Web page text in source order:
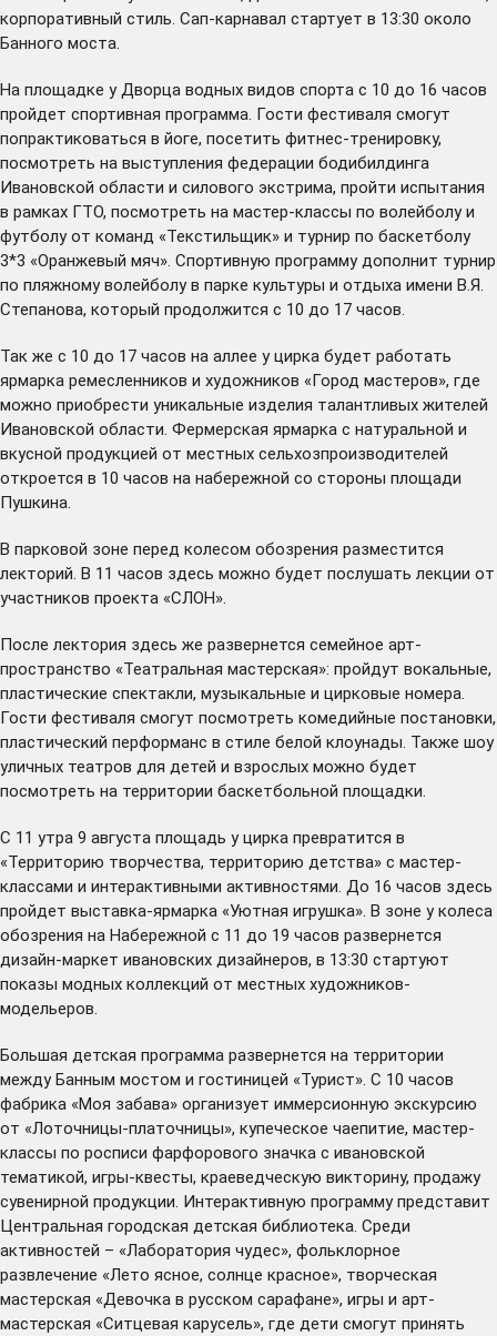
корпоративный стиль. Сап-карнавал стартует в 13:30 около
Банного моста.
На площадке у Дворца водных видов спорта с 10 до 16 часов
пройдет спортивная программа. Гости фестиваля смогут
попрактиковаться в йоге, посетить фитнес-тренировку,
посмотреть на выступления федерации бодибилдинга
Ивановской области и силового экстрима, пройти испытания
в рамках ГТО, посмотреть на мастер-классы по волейболу и
футболу от команд «Текстильщик» и турнир по баскетболу
3*3 «Оранжевый мяч». Спортивную программу дополнит турнир
по пляжному волейболу в парке культуры и отдыха имени В.Я.
Степанова, который продолжится с 10 до 17 часов.
Так же с 10 до 17 часов на аллее у цирка будет работать
ярмарка ремесленников и художников «Город мастеров», где
можно приобрести уникальные изделия талантливых жителей
Ивановской области. Фермерская ярмарка с натуральной и
вкусной продукцией от местных сельхозпроизводителей
откроется в 10 часов на набережной со стороны площади
Пушкина.
В парковой зоне перед колесом обозрения разместится
лекторий. В 11 часов здесь можно будет послушать лекции от
участников проекта «СЛОН».
После лектория здесь же развернется семейное арт-
пространство «Театральная мастерская»: пройдут вокальные,
пластические спектакли, музыкальные и цирковые номера.
Гости фестиваля смогут посмотреть комедийные постановки,
пластический перформанс в стиле белой клоунады. Также шоу
уличных театров для детей и взрослых можно будет
посмотреть на территории баскетбольной площадки.
С 11 утра 9 августа площадь у цирка превратится в
«Территорию творчества, территорию детства» с мастер-
классами и интерактивными активностями. До 16 часов здесь
пройдет выставка-ярмарка «Уютная игрушка». В зоне у колеса
обозрения на Набережной с 11 до 19 часов развернется
дизайн-маркет ивановских дизайнеров, в 13:30 стартуют
показы модных коллекций от местных художников-
модельеров.
Большая детская программа развернется на территории
между Банным мостом и гостиницей «Турист». С 10 часов
фабрика «Моя забава» организует иммерсионную экскурсию
от «Лоточницы-платочницы», купеческое чаепитие, мастер-
классы по росписи фарфорового значка с ивановской
тематикой, игры-квесты, краеведческую викторину, продажу
сувенирной продукции. Интерактивную программу представит
Центральная городская детская библиотека. Среди
активностей – «Лаборатория чудес», фольклорное
развлечение «Лето ясное, солнце красное», творческая
мастерская «Девочка в русском сарафане», игры и арт-
мастерская «Ситцевая карусель», где дети смогут принять